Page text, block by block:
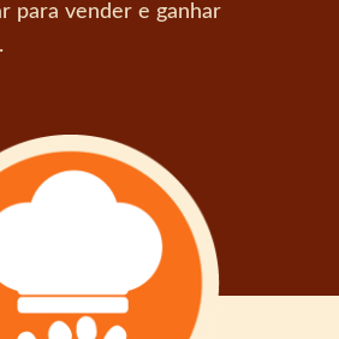
para vender e ganhar